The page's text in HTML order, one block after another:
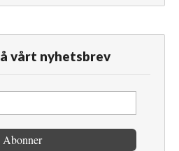
vårt nyhetsbrev